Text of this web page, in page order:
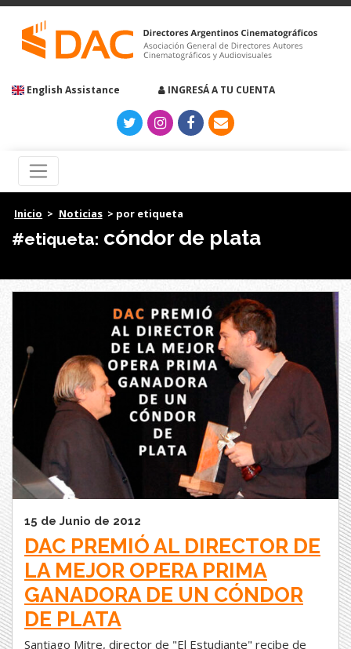
English Assistance INGRESÁ A TU CUENTA
Inicio > Noticias > por etiqueta
#etiqueta: cóndor de plata
15 de Junio de 2012
DAC PREMIÓ AL DIRECTOR DE
LA MEJOR OPERA PRIMA
GANADORA DE UN CÓNDOR
DE PLATA
Santiago Mitre, director de "El Estudiante" recibe de